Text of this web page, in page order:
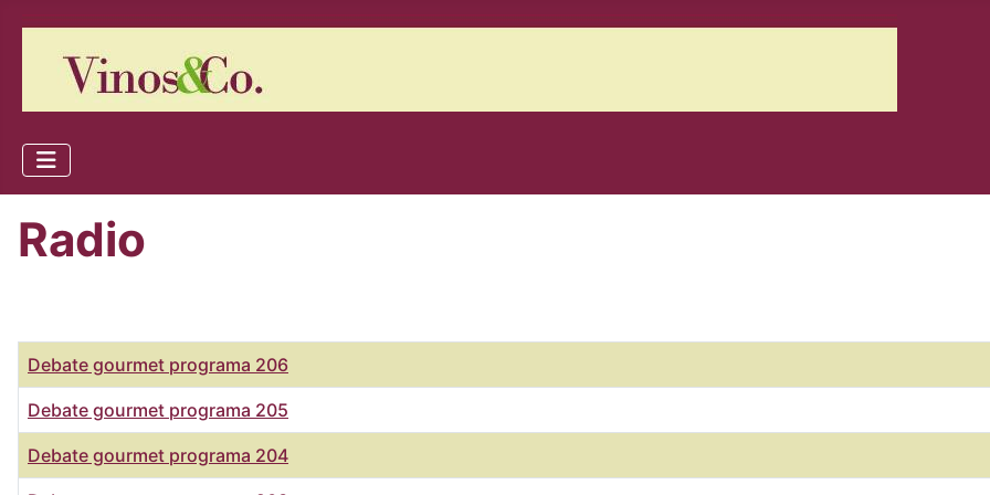
Radio
Título
Debate gourmet programa 206
Debate gourmet programa 205
Debate gourmet programa 204